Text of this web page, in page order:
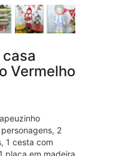
Vermelho
2
1 cesta com
placa em madeira